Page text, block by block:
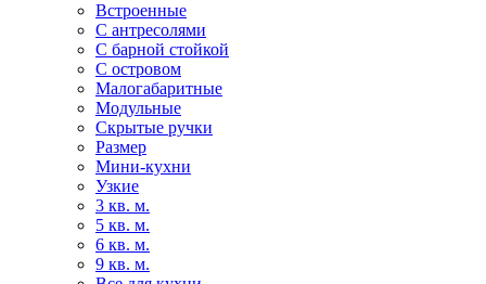
Встроенные
С антресолями
С барной стойкой
С островом
Малогабаритные
Модульные
Скрытые ручки
Размер
Мини-кухни
Узкие
3 кв. м.
5 кв. м.
6 кв. м.
9 кв. м.